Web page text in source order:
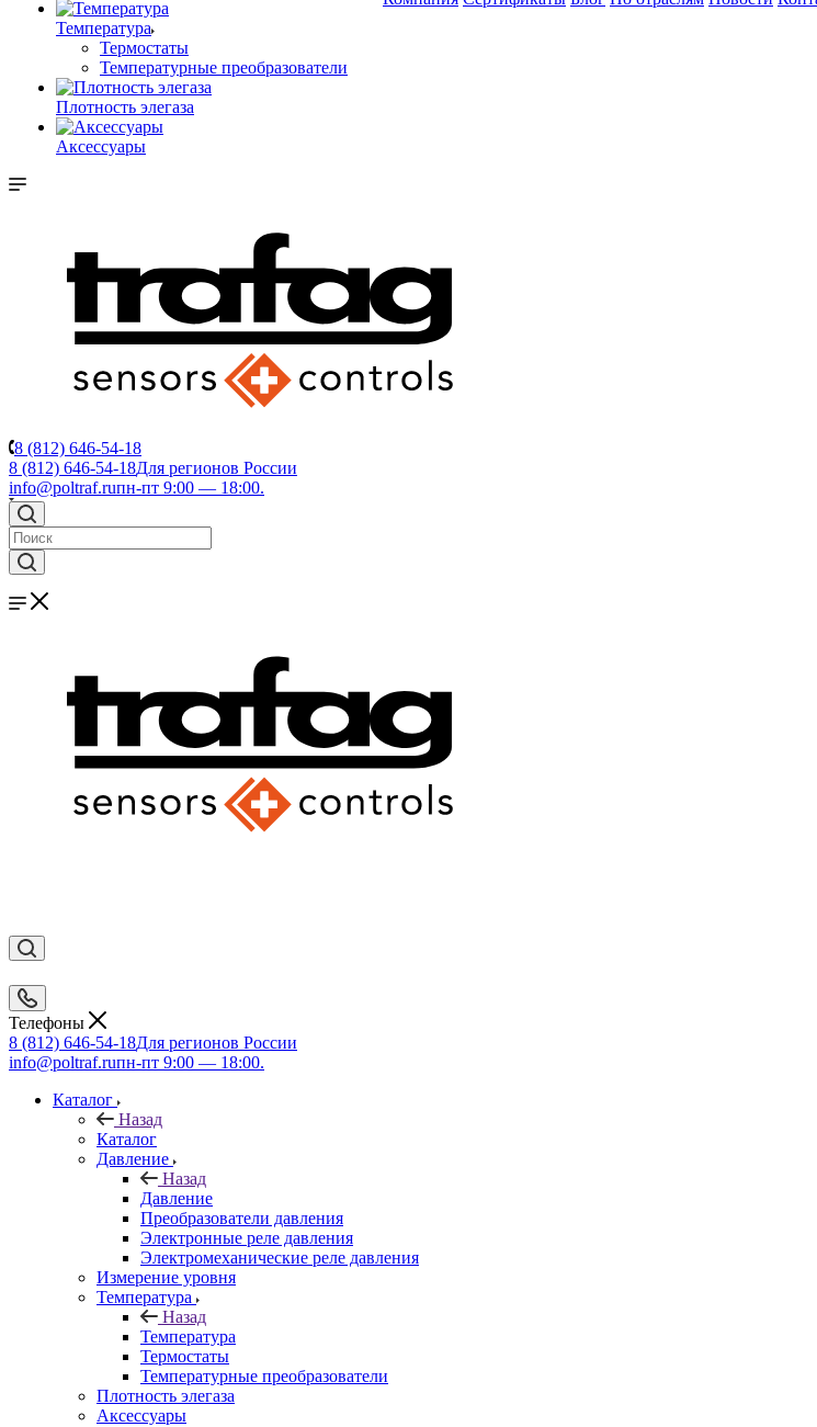
Температура
Термостаты
Температурные преобразователи
Плотность элегаза
Аксессуары
8 (812) 646-54-18
8 (812) 646-54-18Для регионов России
info@poltraf.ruпн-пт 9:00 — 18:00.
Телефоны
8 (812) 646-54-18Для регионов России
info@poltraf.ruпн-пт 9:00 — 18:00.
Каталог
Назад
Каталог
Давление
Назад
Давление
Преобразователи давления
Электронные реле давления
Электромеханические реле давления
Измерение уровня
Температура
Назад
Температура
Термостаты
Температурные преобразователи
Плотность элегаза
Аксессуары